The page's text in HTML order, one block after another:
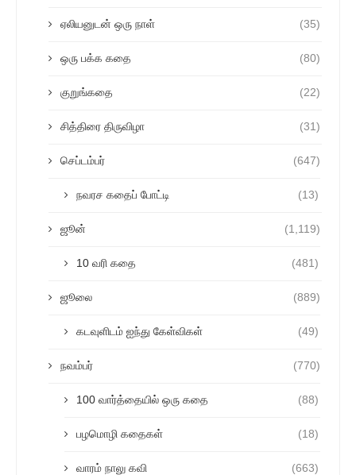
ஏலியனுடன் ஒரு நாள் (35)
ஒரு பக்க கதை (80)
குறுங்கதை (22)
சித்திரை திருவிழா (31)
செப்டம்பர் (647)
நவரச கதைப் போட்டி (13)
ஜூன் (1,119)
10 வரி கதை (481)
ஜூலை (889)
கடவுளிடம் ஐந்து கேள்விகள் (49)
நவம்பர் (770)
100 வார்த்தையில் ஒரு கதை (88)
பழமொழி கதைகள் (18)
வாரம் நாலு கவி (663)